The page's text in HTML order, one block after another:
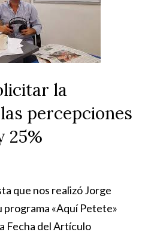
la
percepciones
25%
que nos realizó Jorge
«Aquí Petete»
Fecha del Artículo